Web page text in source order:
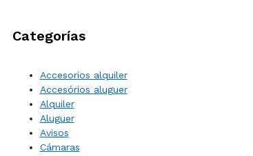
Categorías
Accesorios alquiler
Accesórios aluguer
Alquiler
Aluguer
Avisos
Cámaras